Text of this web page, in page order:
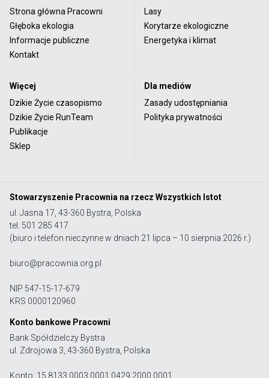
Strona główna Pracowni
Głęboka ekologia
Informacje publiczne
Kontakt
Lasy
Korytarze ekologiczne
Energetyka i klimat
Więcej
Dzikie Życie czasopismo
Dzikie Życie RunTeam
Publikacje
Sklep
Dla mediów
Zasady udostępniania
Polityka prywatności
Stowarzyszenie Pracownia na rzecz Wszystkich Istot
ul. Jasna 17, 43-360 Bystra, Polska
tel. 501 285 417
(biuro i telefon nieczynne w dniach 21 lipca – 10 sierpnia 2026 r.)
biuro@pracownia.org.pl
NIP 547-15-17-679
KRS 0000120960
Konto bankowe Pracowni
Bank Spółdzielczy Bystra
ul. Zdrojowa 3, 43-360 Bystra, Polska
Konto: 15 8133 0003 0001 0429 2000 0001